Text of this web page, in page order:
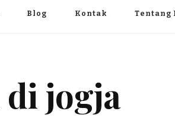
Blog Kontak Tentang
jogja